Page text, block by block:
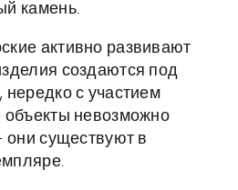
камень.
активно развивают
создаются под
нередко с участием
объекты невозможно
они существуют в